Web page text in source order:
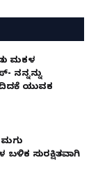
ಮಕ್ಕಳ
ಯುವಕ
ಮಗು
ಬಳಿಕ ಸುರಕ್ಷಿತವಾಗಿ